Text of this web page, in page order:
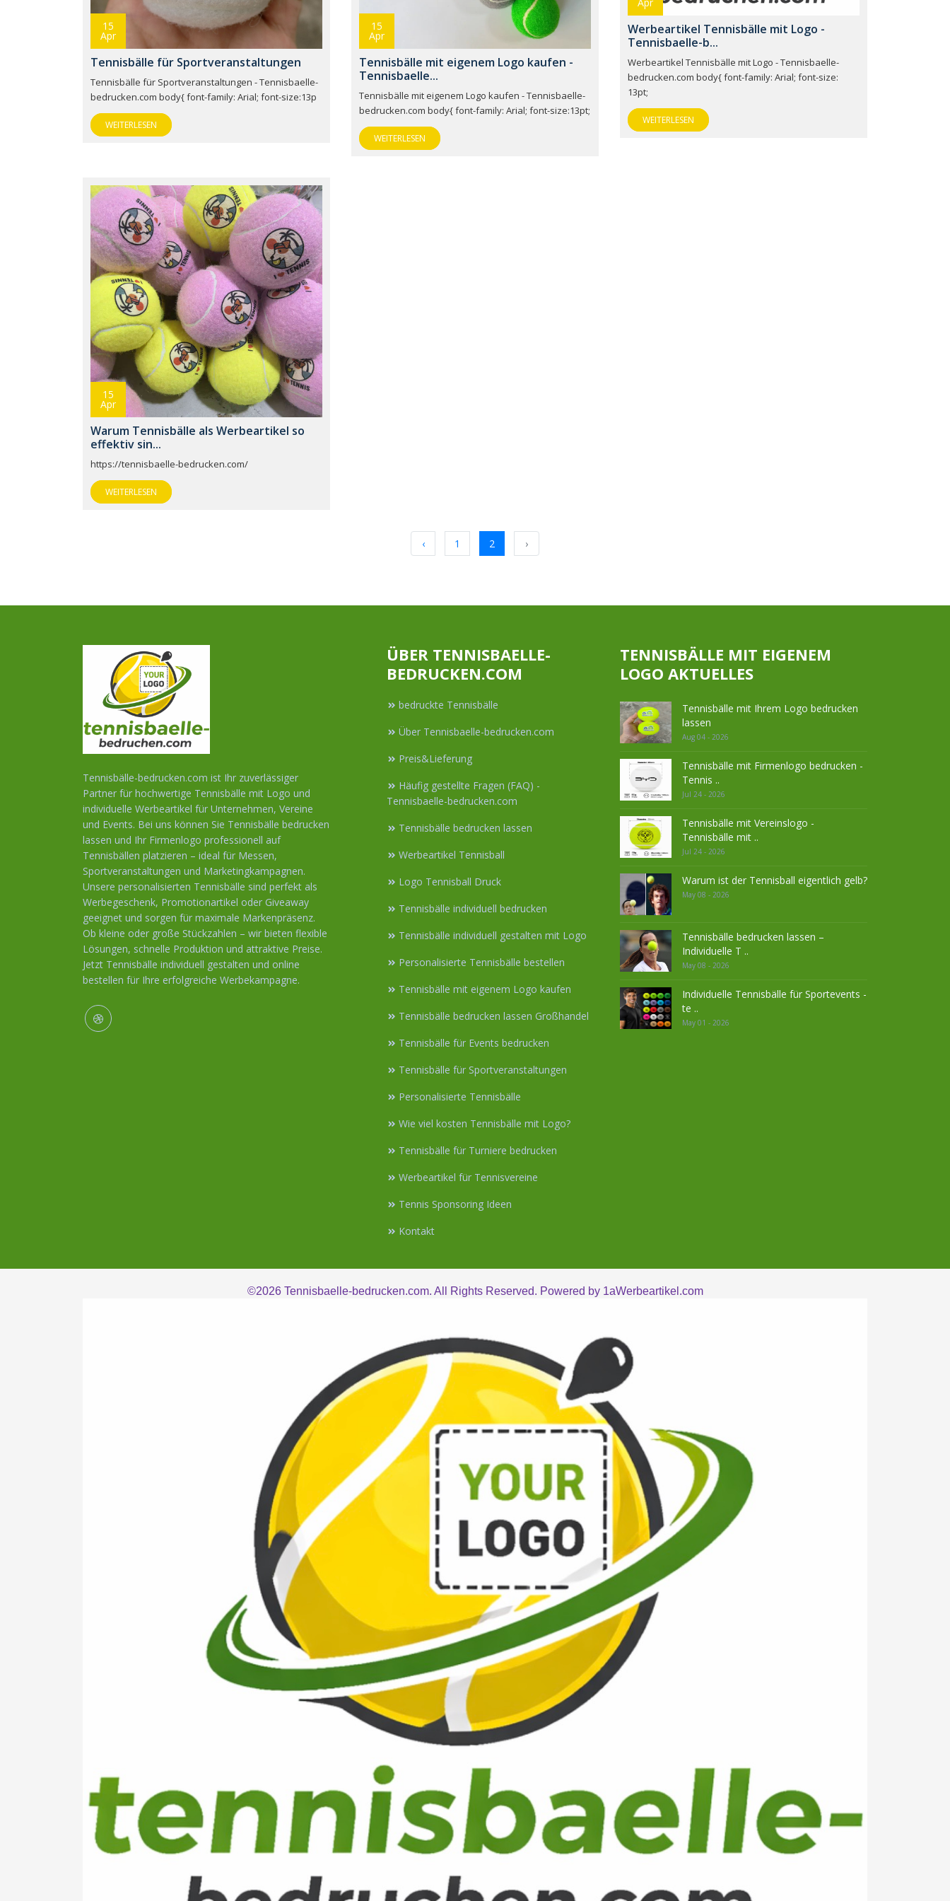
15
Apr
Tennisbälle für Sportveranstaltungen
Tennisbälle für Sportveranstaltungen - Tennisbaelle-
bedrucken.com body{ font-family: Arial; font-size:13p
WEITERLESEN
15
Apr
Tennisbälle mit eigenem Logo kaufen -
Tennisbaelle...
Tennisbälle mit eigenem Logo kaufen - Tennisbaelle-
bedrucken.com body{ font-family: Arial; font-size:13pt;
WEITERLESEN
Werbeartikel Tennisbälle mit Logo -
Tennisbaelle-b...
Werbeartikel Tennisbälle mit Logo - Tennisbaelle-
bedrucken.com body{ font-family: Arial; font-size:
13pt;
WEITERLESEN
15
Apr
Warum Tennisbälle als Werbeartikel so
effektiv sin...
https://tennisbaelle-bedrucken.com/
WEITERLESEN
‹ 1 2 ›
Tennisbälle-bedrucken.com ist Ihr zuverlässiger
Partner für hochwertige Tennisbälle mit Logo und
individuelle Werbeartikel für Unternehmen, Vereine
und Events. Bei uns können Sie Tennisbälle bedrucken
lassen und Ihr Firmenlogo professionell auf
Tennisbällen platzieren – ideal für Messen,
Sportveranstaltungen und Marketingkampagnen.
Unsere personalisierten Tennisbälle sind perfekt als
Werbegeschenk, Promotionartikel oder Giveaway
geeignet und sorgen für maximale Markenpräsenz.
Ob kleine oder große Stückzahlen – wir bieten flexible
Lösungen, schnelle Produktion und attraktive Preise.
Jetzt Tennisbälle individuell gestalten und online
bestellen für Ihre erfolgreiche Werbekampagne.
ÜBER TENNISBAELLE-
BEDRUCKEN.COM
bedruckte Tennisbälle
Über Tennisbaelle-bedrucken.com
Preis&Lieferung
Häufig gestellte Fragen (FAQ) -
Tennisbaelle-bedrucken.com
Tennisbälle bedrucken lassen
Werbeartikel Tennisball
Logo Tennisball Druck
Tennisbälle individuell bedrucken
Tennisbälle individuell gestalten mit Logo
Personalisierte Tennisbälle bestellen
Tennisbälle mit eigenem Logo kaufen
Tennisbälle bedrucken lassen Großhandel
Tennisbälle für Events bedrucken
Tennisbälle für Sportveranstaltungen
Personalisierte Tennisbälle
Wie viel kosten Tennisbälle mit Logo?
Tennisbälle für Turniere bedrucken
Werbeartikel für Tennisvereine
Tennis Sponsoring Ideen
Kontakt
TENNISBÄLLE MIT EIGENEM
LOGO AKTUELLES
Tennisbälle mit Ihrem Logo bedrucken
lassen
Aug 04 - 2026
Tennisbälle mit Firmenlogo bedrucken -
Tennis ..
Jul 24 - 2026
Tennisbälle mit Vereinslogo -
Tennisbälle mit ..
Jul 24 - 2026
Warum ist der Tennisball eigentlich gelb?
May 08 - 2026
Tennisbälle bedrucken lassen –
Individuelle T ..
May 08 - 2026
Individuelle Tennisbälle für Sportevents -
te ..
May 01 - 2026
©2026 Tennisbaelle-bedrucken.com. All Rights Reserved. Powered by 1aWerbeartikel.com